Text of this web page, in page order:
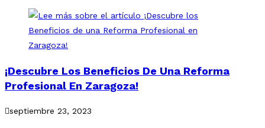
¡Descubre Los Beneficios De Una Reforma
Profesional En Zaragoza!
septiembre 23, 2023